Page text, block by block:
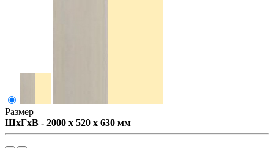
Размер
ШxГxВ - 2000 x 520 x 630 мм